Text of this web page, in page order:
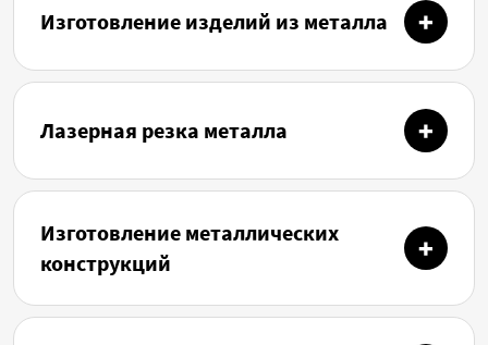
Изготовление изделий из металла
Лазерная резка металла
Изготовление металлических
конструкций